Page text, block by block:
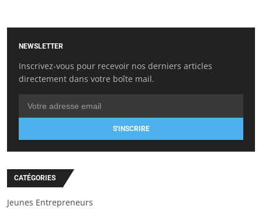
NEWSLETTER
Inscrivez-vous pour recevoir nos derniers articles
directement dans votre boîte mail.
S'INSCRIRE
CATÉGORIES
Jeunes Entrepreneurs